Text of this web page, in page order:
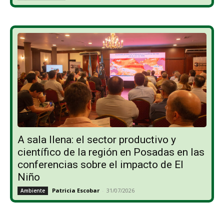
A sala llena: el sector productivo y
científico de la región en Posadas en las
conferencias sobre el impacto de El
Niño
Ambiente Patricia Escobar - 31/07/2026